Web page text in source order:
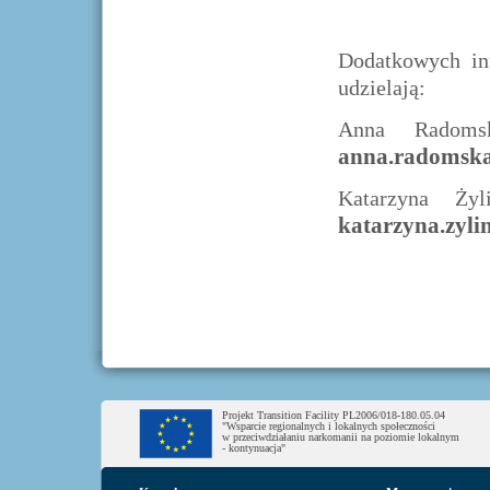
Dodatkowych
udzielają:
Anna
Katarzyna
Projekt Transition Facility PL2006/018-180.05.04
"Wsparcie regionalnych i lokalnych społeczności
w przeciwdziałaniu narkomanii na poziomie lokalnym
- kontynuacja"